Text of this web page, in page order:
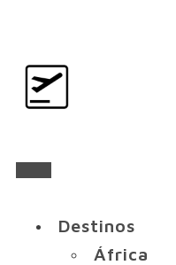
Destinos
África